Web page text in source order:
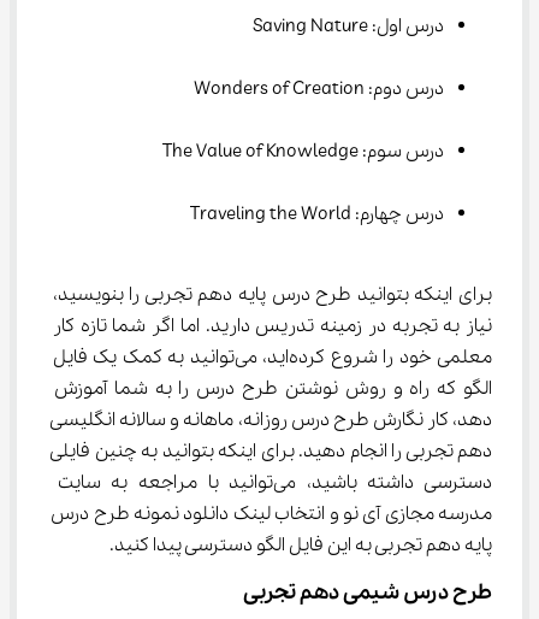
درس اول: Saving Nature
درس دوم: Wonders of Creation
درس سوم: The Value of Knowledge
درس چهارم: Traveling the World
برای اینکه بتوانید طرح درس پایه دهم تجربی را بنویسید،
نیاز به تجربه در زمینه تدریس دارید. اما اگر شما تازه کار
معلمی خود را شروع کرده‌اید، می‌توانید به کمک یک فایل
الگو که راه و روش نوشتن طرح درس را به شما آموزش
دهد، کار نگارش طرح درس روزانه، ماهانه و سالانه انگلیسی
دهم تجربی را انجام دهید. برای اینکه بتوانید به چنین فایلی
دسترسی داشته باشید، می‌توانید با مراجعه به سایت
مدرسه مجازی آی نو و انتخاب لینک دانلود نمونه طرح درس
پایه دهم تجربی به این فایل الگو دسترسی پیدا کنید.
طرح درس شیمی دهم تجربی